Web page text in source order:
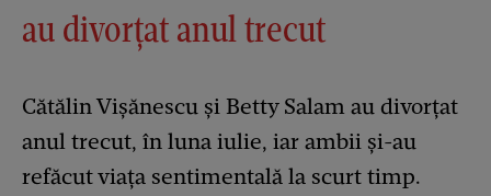
au divorțat anul trecut
Cătălin Vișănescu și Betty Salam au divorțat
anul trecut, în luna iulie, iar ambii și-au
refăcut viața sentimentală la scurt timp.